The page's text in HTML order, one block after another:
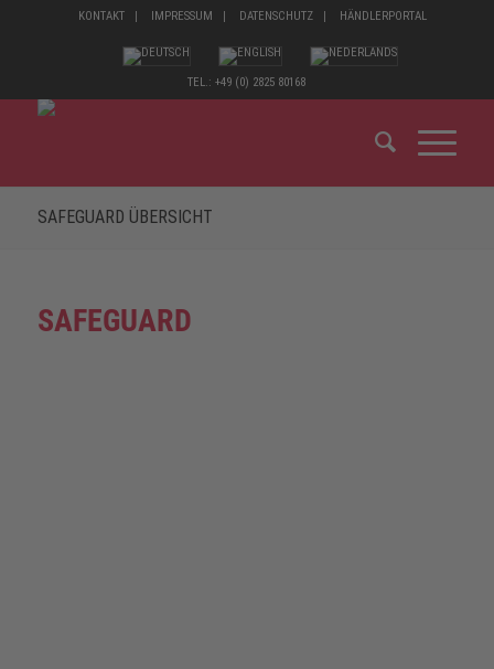
KONTAKT IMPRESSUM DATENSCHUTZ HÄNDLERPORTAL
TEL.: +49 (0) 2825 80168
SAFEGUARD ÜBERSICHT
SAFEGUARD